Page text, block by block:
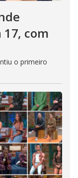
17, com
o primeiro